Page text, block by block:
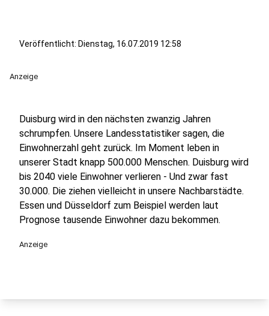
Veröffentlicht: Dienstag, 16.07.2019 12:58
Anzeige
Duisburg wird in den nächsten zwanzig Jahren
schrumpfen. Unsere Landesstatistiker sagen, die
Einwohnerzahl geht zurück. Im Moment leben in
unserer Stadt knapp 500.000 Menschen. Duisburg wird
bis 2040 viele Einwohner verlieren - Und zwar fast
30.000. Die ziehen vielleicht in unsere Nachbarstädte.
Essen und Düsseldorf zum Beispiel werden laut
Prognose tausende Einwohner dazu bekommen.
Anzeige